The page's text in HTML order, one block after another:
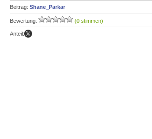
Beitrag: Shane_Parkar
Bewertung: (0 stimmen)
Anteil: